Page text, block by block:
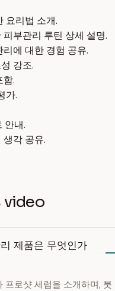
요리법 소개.
부관리 루틴 상세 설명.
에 대한 경험 공유.
강조.
함.
가.
안내.
각 공유.
video
제품은 무엇인가
프로샷 세럼을 소개하며, 붓